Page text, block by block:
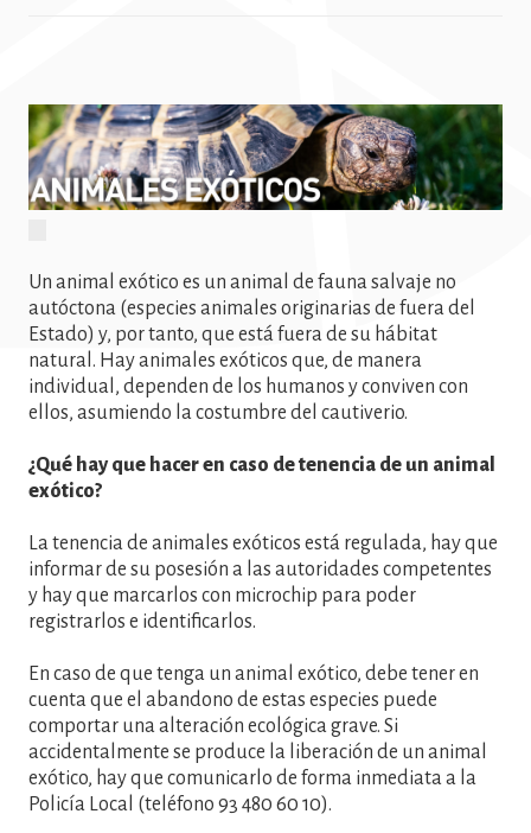
Un animal exótico es un animal de fauna salvaje no
autóctona (especies animales originarias de fuera del
Estado) y, por tanto, que está fuera de su hábitat
natural. Hay animales exóticos que, de manera
individual, dependen de los humanos y conviven con
ellos, asumiendo la costumbre del cautiverio.
¿Qué hay que hacer en caso de tenencia de un animal
exótico?
La tenencia de animales exóticos está regulada, hay que
informar de su posesión a las autoridades competentes
y hay que marcarlos con microchip para poder
registrarlos e identificarlos.
En caso de que tenga un animal exótico, debe tener en
cuenta que el abandono de estas especies puede
comportar una alteración ecológica grave. Si
accidentalmente se produce la liberación de un animal
exótico, hay que comunicarlo de forma inmediata a la
Policía Local (teléfono 93 480 60 10).